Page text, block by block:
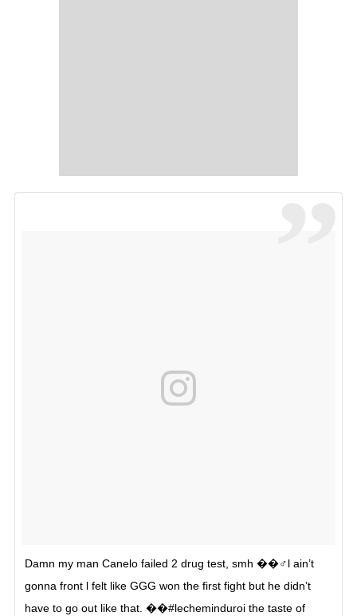
Damn my man Canelo failed 2 drug test, smh ��♂️l ain’t
gonna front l felt like GGG won the first fight but he didn’t
have to go out like that. ��#lecheminduroi the taste of